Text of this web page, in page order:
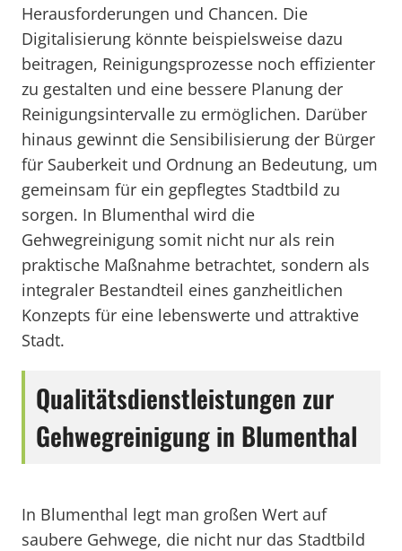
Herausforderungen und Chancen. Die
Digitalisierung könnte beispielsweise dazu
beitragen, Reinigungsprozesse noch effizienter
zu gestalten und eine bessere Planung der
Reinigungsintervalle zu ermöglichen. Darüber
hinaus gewinnt die Sensibilisierung der Bürger
für Sauberkeit und Ordnung an Bedeutung, um
gemeinsam für ein gepflegtes Stadtbild zu
sorgen. In Blumenthal wird die
Gehwegreinigung somit nicht nur als rein
praktische Maßnahme betrachtet, sondern als
integraler Bestandteil eines ganzheitlichen
Konzepts für eine lebenswerte und attraktive
Stadt.
Qualitätsdienstleistungen zur
Gehwegreinigung in Blumenthal
In Blumenthal legt man großen Wert auf
saubere Gehwege, die nicht nur das Stadtbild